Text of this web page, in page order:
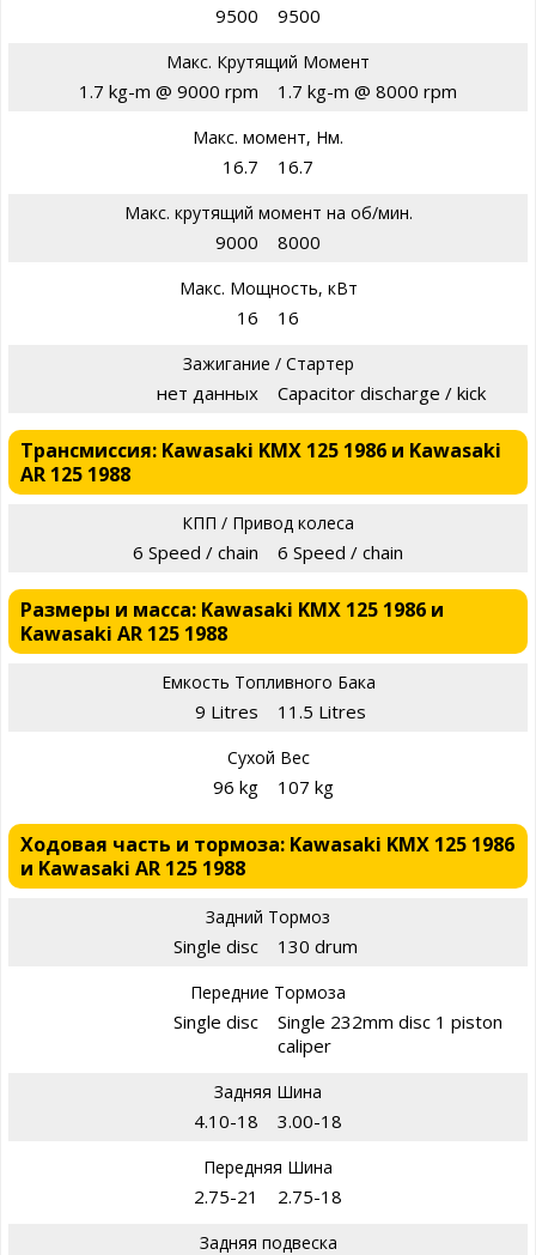
9500 9500
Макс. Крутящий Момент
1.7 kg-m @ 9000 rpm 1.7 kg-m @ 8000 rpm
Макс. момент, Нм.
16.7 16.7
Макс. крутящий момент на об/мин.
9000 8000
Макс. Мощность, кВт
16 16
Зажигание / Стартер
нет данных Capacitor discharge / kick
Трансмиссия: Kawasaki KMX 125 1986 и Kawasaki
AR 125 1988
КПП / Привод колеса
6 Speed / chain 6 Speed / chain
Размеры и масса: Kawasaki KMX 125 1986 и
Kawasaki AR 125 1988
Емкость Топливного Бака
9 Litres 11.5 Litres
Сухой Вес
96 kg 107 kg
Ходовая часть и тормоза: Kawasaki KMX 125 1986
и Kawasaki AR 125 1988
Задний Тормоз
Single disc 130 drum
Передние Тормоза
Single disc
Single 232mm disc 1 piston
caliper
Задняя Шина
4.10-18 3.00-18
Передняя Шина
2.75-21 2.75-18
Задняя подвеска